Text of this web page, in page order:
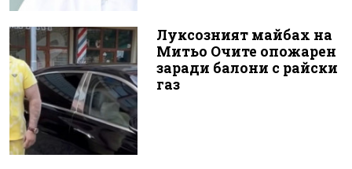
Луксозният майбах на
Митьо Очите опожарен
заради балони с райски
газ